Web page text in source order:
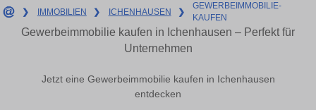
❯ IMMOBILIEN ❯ ICHENHAUSEN ❯
GEWERBEIMMOBILIE-
KAUFEN
Gewerbeimmobilie kaufen in Ichenhausen – Perfekt für
Unternehmen
Jetzt eine Gewerbeimmobilie kaufen in Ichenhausen
entdecken